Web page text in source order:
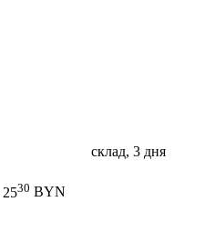
склад, 3 дня
2530 BYN